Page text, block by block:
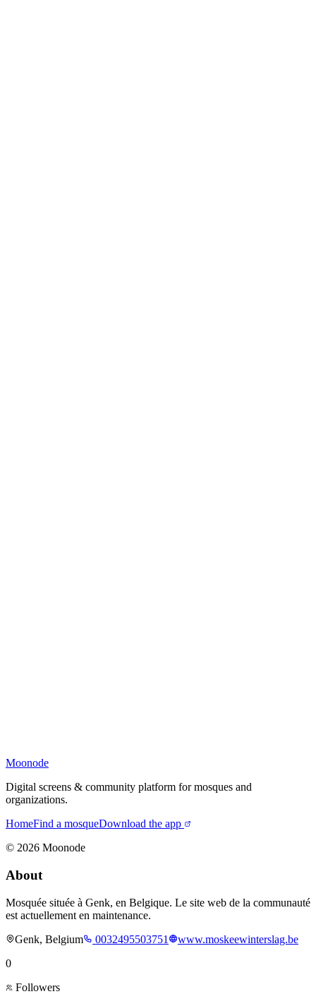
Moonode
Digital screens & community platform for mosques and
organizations.
HomeFind a mosqueDownload the app
© 2026 Moonode
About
Mosquée située à Genk, en Belgique. Le site web de la communauté
est actuellement en maintenance.
Genk, Belgium
0032495503751
www.moskeewinterslag.be
0
Followers